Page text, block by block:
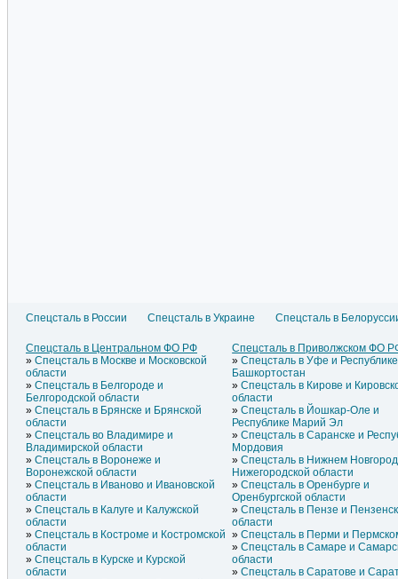
Спецсталь в России Спецсталь в Украине
Спецсталь в
Спецсталь в Латвии
Спецсталь в Эстонии
Спецсталь в Молдавии
Спецсталь в Армении
Спецсталь в Греции
Спецсталь в Грузии
Спецсталь в Центральном ФО РФ
Спецсталь в Москве и Московской
области
Спецсталь в Белгороде и
Белгородской области
Спецсталь в Брянске и Брянской
области
Спецсталь во Владимире и
Владимирской области
Спецсталь в Воронеже и
Воронежской области
Спецсталь в Иваново и Ивановской
области
Спецсталь в Калуге и Калужской
области
Спецсталь в Костроме и Костромской
области
Спецсталь в Курске и Курской
области
Спецсталь в Приволжском ФО
Спецсталь в Уфе и Республике
Башкортостан
Спецсталь в Кирове и
области
Спецсталь в Йошкар-Оле и
Республике Марий Эл
Спецсталь в Саранске и
Мордовия
Спецсталь в Нижнем
Нижегородской области
Спецсталь в Оренбурге и
Оренбургской области
Спецсталь в Пензе и
области
Спецсталь в Перми и
Спецсталь в Самаре и
области
Спецсталь в Саратове и